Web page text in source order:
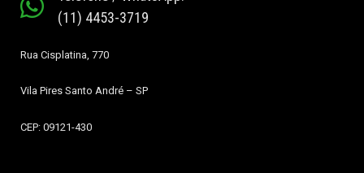
(11) 4453-3719
Rua Cisplatina, 770
Vila Pires Santo André – SP
CEP: 09121-430